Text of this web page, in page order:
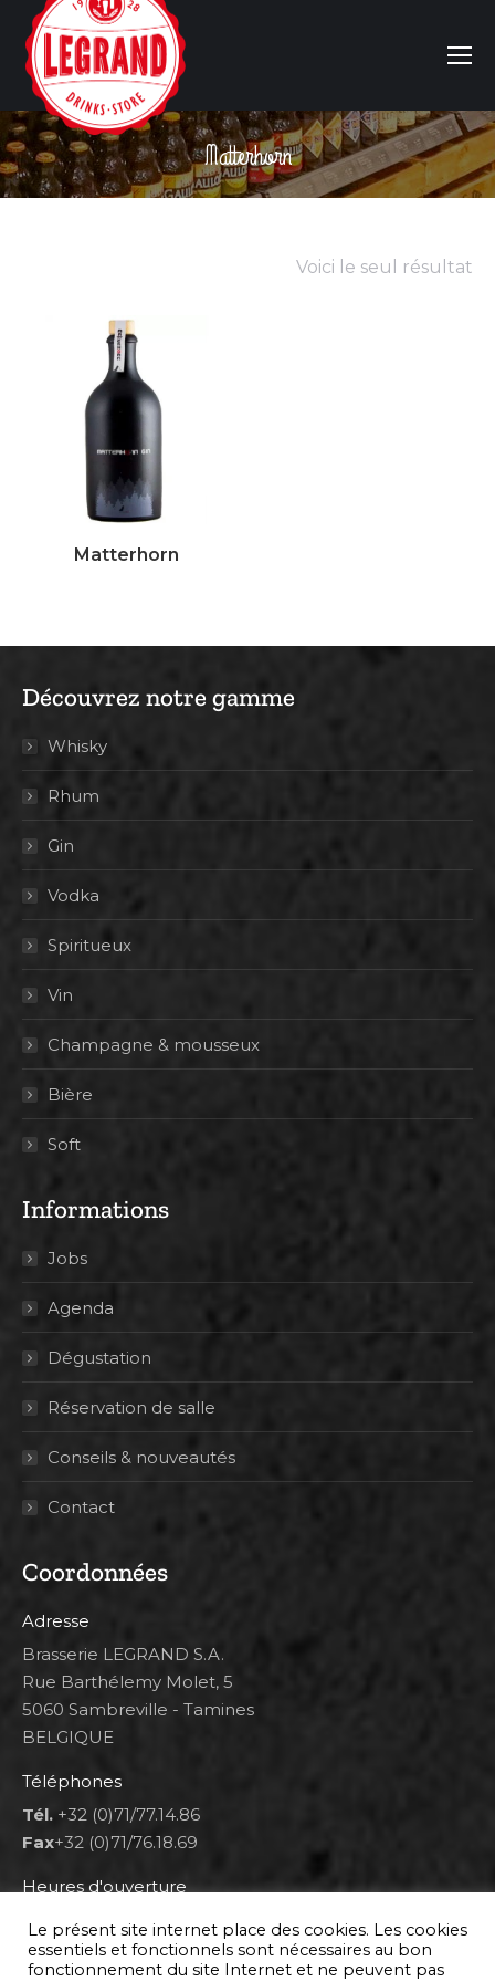
Matterhorn
Vous êtes ici :
Voici le seul résultat
Matterhorn
Découvrez notre gamme
Whisky
Rhum
Gin
Vodka
Spiritueux
Vin
Champagne & mousseux
Bière
Soft
Informations
Jobs
Agenda
Dégustation
Réservation de salle
Conseils & nouveautés
Contact
Coordonnées
Adresse
Brasserie LEGRAND S.A.
Rue Barthélemy Molet, 5
5060 Sambreville - Tamines
BELGIQUE
Téléphones
Tél. +32 (0)71/77.14.86
Fax+32 (0)71/76.18.69
Heures d'ouverture
Lun 8h00-12h00 et 12h30-14h30
Mar au ven 8h00-12h00 et 12h30-17h00
Sam 9h00-16h00
Le présent site internet place des cookies. Les cookies
essentiels et fonctionnels sont nécessaires au bon
fonctionnement du site Internet et ne peuvent pas